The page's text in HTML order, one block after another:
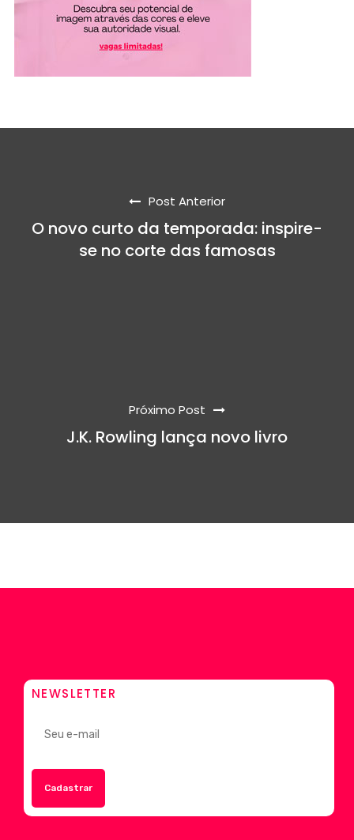
Post Anterior
O novo curto da temporada: inspire-
se no corte das famosas
Próximo Post
J.K. Rowling lança novo livro
NEWSLETTER